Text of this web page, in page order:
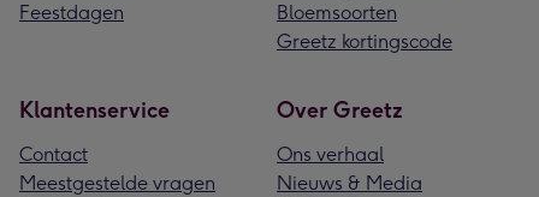
Feestdagen
Bloemsoorten
Greetz kortingscode
Klantenservice
Contact
Meestgestelde vragen
Over Greetz
Ons verhaal
Nieuws & Media